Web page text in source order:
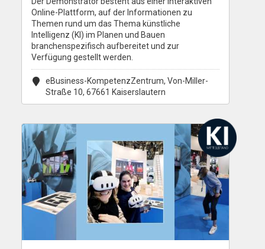
Online-Plattform, auf der Informationen zu
Themen rund um das Thema künstliche
Intelligenz (KI) im Planen und Bauen
branchenspezifisch aufbereitet und zur
Verfügung gestellt werden.
eBusiness-KompetenzZentrum, Von-Miller-
Straße 10, 67661 Kaiserslautern